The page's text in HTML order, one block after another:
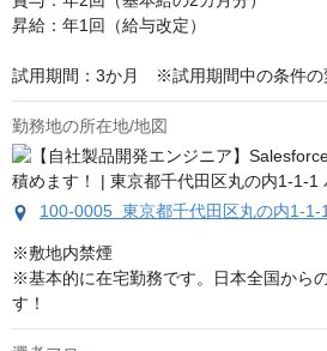
昇給：年1回（給与改定）
試用期間：3か月　※試用期間中の条件の
勤務地の所在地/地図
100-0005 東京都千代田区丸の内1-1-
※敷地内禁煙
※基本的に在宅勤務です。日本全国から
す！